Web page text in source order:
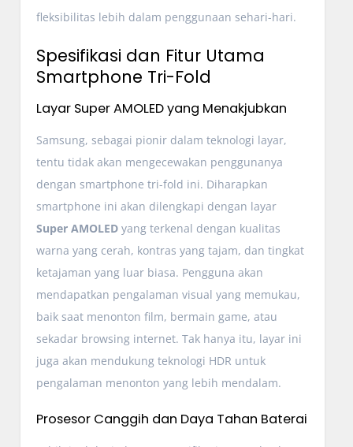
fleksibilitas lebih dalam penggunaan sehari-hari.
Spesifikasi dan Fitur Utama
Smartphone Tri-Fold
Layar Super AMOLED yang Menakjubkan
Samsung, sebagai pionir dalam teknologi layar,
tentu tidak akan mengecewakan penggunanya
dengan smartphone tri-fold ini. Diharapkan
smartphone ini akan dilengkapi dengan layar
Super AMOLEDyang terkenal dengan kualitas
warna yang cerah, kontras yang tajam, dan tingkat
ketajaman yang luar biasa. Pengguna akan
mendapatkan pengalaman visual yang memukau,
baik saat menonton film, bermain game, atau
sekadar browsing internet. Tak hanya itu, layar ini
juga akan mendukung teknologi HDR untuk
pengalaman menonton yang lebih mendalam.
Prosesor Canggih dan Daya Tahan Baterai